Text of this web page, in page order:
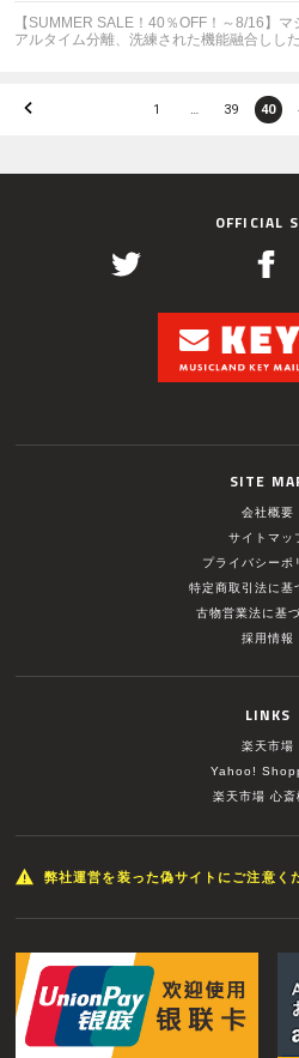
【SUMMER SALE！40％OFF！～8/16】
アルタイム分離、洗練された機能融合しし
1 … 39 40
OFFICIAL
SITE
会社概要
サイトマッ
プライバシーポ
特定商取引法に基
古物営業法に基
採用情報
LINKS
楽天市場
Yahoo!
楽天市場 心斎
弊社運営を装った偽サイトにご注意く